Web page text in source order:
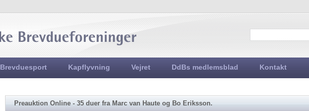
Søgefelt
Søg
Brevduesport Kapflyvning Vejret DdBs medlemsblad Kontakt
Preauktion Online - 35 duer fra Marc van Haute og Bo Eriksson.